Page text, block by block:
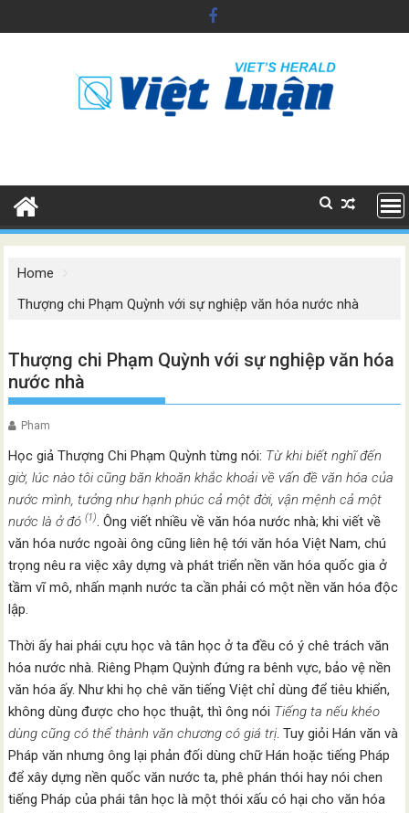
to
Home
Thượng chi Phạm Quỳnh với sự nghiệp văn hóa nước nhà
Thượng chi Phạm Quỳnh với sự nghiệp văn hóa
nước nhà
Pham
Học giả Thượng Chi Phạm Quỳnh từng nói: Từ khi biết nghĩ đến
giờ, lúc nào tôi cũng băn khoăn khắc khoải về vấn đề văn hóa của
nước mình, tưởng như hạnh phúc cả một đời, vận mệnh cả một
nước là ở đó(1). Ông viết nhiều về văn hóa nước nhà; khi viết về
văn hóa nước ngoài ông cũng liên hệ tới văn hóa Việt Nam, chú
trọng nêu ra việc xây dựng và phát triển nền văn hóa quốc gia ở
tầm vĩ mô, nhấn mạnh nước ta cần phải có một nền văn hóa độc
lập.
Thời ấy hai phái cựu học và tân học ở ta đều có ý chê trách văn
hóa nước nhà. Riêng Phạm Quỳnh đứng ra bênh vực, bảo vệ nền
văn hóa ấy. Như khi họ chê văn tiếng Việt chỉ dùng để tiêu khiển,
không dùng được cho học thuật, thì ông nói Tiếng ta nếu khéo
dùng cũng có thể thành văn chương có giá trị. Tuy giỏi Hán văn và
Pháp văn nhưng ông lại phản đối dùng chữ Hán hoặc tiếng Pháp
để xây dựng nền quốc văn nước ta, phê phán thói hay nói chen
tiếng Pháp của phái tân học là một thói xấu có hại cho văn hóa